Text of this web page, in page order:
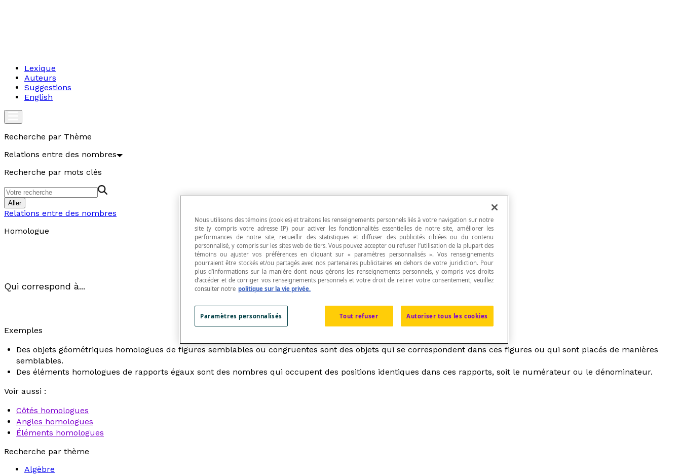
Lexique
Auteurs
Suggestions
English
Recherche par Thème
Relations entre des nombres
Recherche par mots clés
Aller
Relations entre des nombres
Homologue
Qui correspond à...
Exemples
Des objets géométriques homologues de figures semblables ou congruentes sont des objets qui se correspondent dans ces figures ou qui sont placés de manières
semblables.
Des éléments homologues de rapports égaux sont des nombres qui occupent des positions identiques dans ces rapports, soit le numérateur ou le dénominateur.
Voir aussi :
Côtés homologues
Angles homologues
Éléments homologues
Recherche par thème
Algèbre
Nous utilisons des témoins (cookies) et traitons les renseignements personnels liés à votre navigation sur notre
site (y compris votre adresse IP) pour activer les fonctionnalités essentielles de notre site, améliorer les
performances de notre site, recueillir des statistiques et diffuser des publicités ciblées ou du contenu
personnalisé, y compris sur les sites web de tiers. Vous pouvez accepter ou refuser l’utilisation de la plupart des
témoins ou ajuster vos préférences en cliquant sur « paramètres personnalisés ». Vos renseignements
pourraient être stockés et/ou partagés avec nos partenaires publicitaires en dehors de votre juridiction. Pour
plus d’informations sur la manière dont nous gérons les renseignements personnels, y compris vos droits
d’accéder et de corriger vos renseignements personnels et votre droit de retirer votre consentement, veuillez
consulter notre politique sur la vie privée.
Tout refuser Autoriser tous les cookies
Paramètres personnalisés